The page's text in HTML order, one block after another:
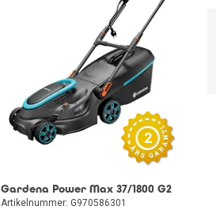
2
Gardena Power Max 37/1800 G2
Artikelnummer: G970586301